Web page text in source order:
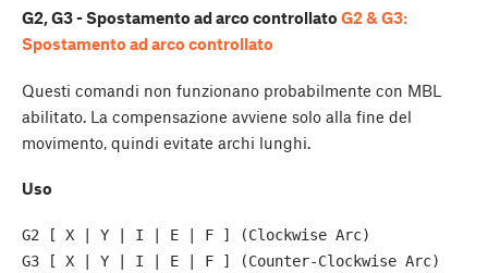
G2, G3 - Spostamento ad arco controllato G2 & G3:
Spostamento ad arco controllato
Questi comandi non funzionano probabilmente con MBL
abilitato. La compensazione avviene solo alla fine del
movimento, quindi evitate archi lunghi.
Uso
G2 [ X | Y | I | E | F ] (Clockwise Arc)